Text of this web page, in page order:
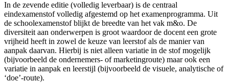
In de zevende editie (volledig leverbaar) is de centraal
eindexamenstof volledig afgestemd op het examenprogramma. Uit
de schoolexamenstof blijkt de breedte van het vak m&o. De
diversiteit aan onderwerpen is groot waardoor de docent een grote
vrijheid heeft in zowel de keuze van leerstof als de manier van
aanpak daarvan. Hierbij is niet alleen variatie in de stof mogelijk
(bijvoorbeeld de ondernemers- of marketingroute) maar ook een
variatie in aanpak en leerstijl (bijvoorbeeld de visuele, analytische of
‘doe’-route).